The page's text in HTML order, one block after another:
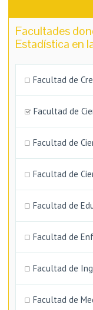
Facultades
Estadística en
Facultad de
Facultad de
Facultad de
Facultad de
Facultad de
Facultad de
Facultad de
Facultad de